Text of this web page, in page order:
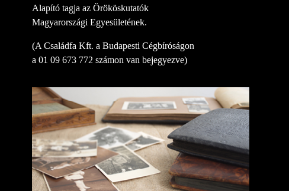
Alapító tagja az Örököskutatók
Magyarországi Egyesületének.
(A Családfa Kft. a Budapesti Cégbíróságon
a 01 09 673 772 számon van bejegyezve)